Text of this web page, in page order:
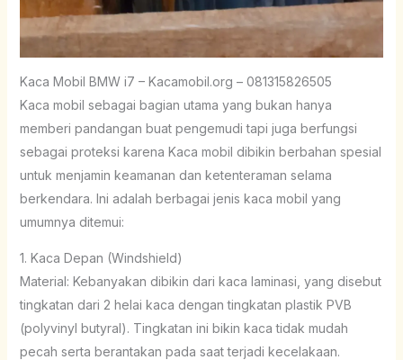
Kaca Mobil BMW i7 – Kacamobil.org – 081315826505
Kaca mobil sebagai bagian utama yang bukan hanya
memberi pandangan buat pengemudi tapi juga berfungsi
sebagai proteksi karena Kaca mobil dibikin berbahan spesial
untuk menjamin keamanan dan ketenteraman selama
berkendara. Ini adalah berbagai jenis kaca mobil yang
umumnya ditemui:
1. Kaca Depan (Windshield)
Material: Kebanyakan dibikin dari kaca laminasi, yang disebut
tingkatan dari 2 helai kaca dengan tingkatan plastik PVB
(polyvinyl butyral). Tingkatan ini bikin kaca tidak mudah
pecah serta berantakan pada saat terjadi kecelakaan.